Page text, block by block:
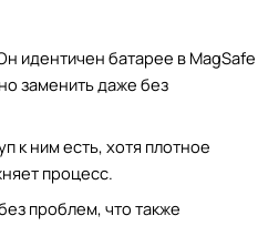
идентичен батарее в MagSafe
заменить даже без
к ним есть, хотя плотное
процесс.
проблем, что также